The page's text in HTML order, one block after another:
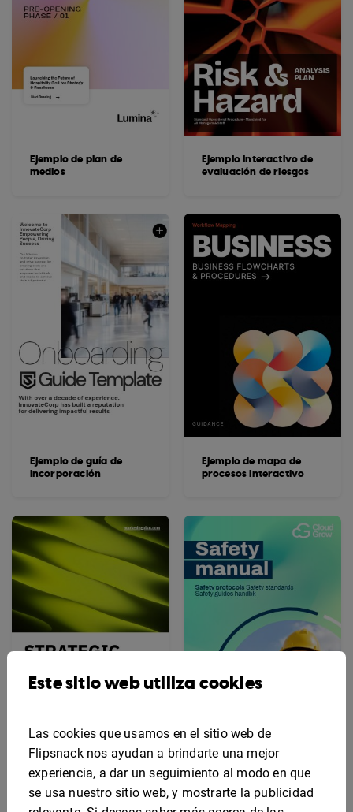
Ejemplo de plan de
medios
Ejemplo de guía de
incorporación
Ejemplo de plan de
marketing
Ejemplo interactivo de
evaluación de riesgos
Ejemplo de mapa de
procesos interactivo
Plantilla de manual de
seguridad interactivo
Este sitio web utiliza cookies
Las cookies que usamos en el sitio web de
Flipsnack nos ayudan a brindarte una mejor
experiencia, a dar un seguimiento al modo en que
se usa nuestro sitio web, y mostrarte la publicidad